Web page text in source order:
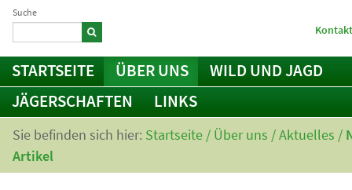
Suche
STARTSEITE ÜBER UNS
WILD UND JAGD
JÄGERSCHAFTEN
LINKS
Sie befinden sich hier: Startseite / Über uns /Aktuelles /
Artikel